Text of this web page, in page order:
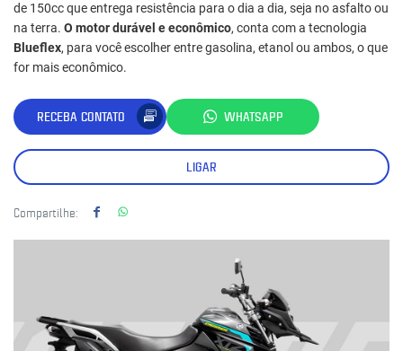
de 150cc que entrega resistência para o dia a dia, seja no asfalto ou
na terra. O motor durável e econômico, conta com a tecnologia
Blueflex, para você escolher entre gasolina, etanol ou ambos, o que
for mais econômico.
RECEBA CONTATO WHATSAPP
LIGAR
Compartilhe: